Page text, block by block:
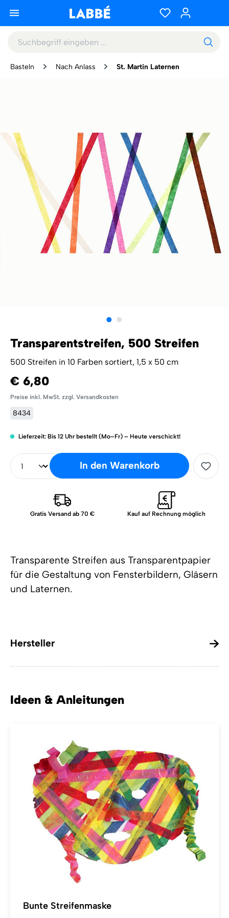
Basteln Nach Anlass St. Martin Laternen
Transparente Streifen aus Transparentpapier
für die Gestaltung von Fensterbildern, Gläsern
und Laternen.
Hersteller
Ideen & Anleitungen
Bunte Streifenmaske
Transparentstreifen, 500 Streifen
500 Streifen in 10 Farben sortiert, 1,5 x 50 cm
€ 6,80
Preise inkl. MwSt. zzgl. Versandkosten
8434
Lieferzeit: Bis 12 Uhr bestellt (Mo–Fr) – Heute verschickt!
In den Warenkorb
Gratis Versand ab 70 € Kauf auf Rechnung möglich